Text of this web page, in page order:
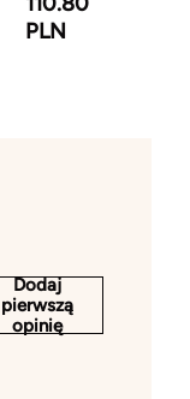
PLN
Dodaj
pierwszą
opinię